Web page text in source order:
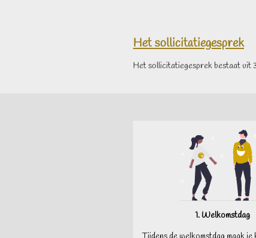
Het sollicitatiegesprek
Het sollicitatiegesprek bestaat uit
1. Welkomstdag